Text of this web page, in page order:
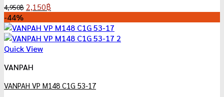
4,950฿ Original
was:
4,950฿.
2,150฿
is:
2,150฿.
-44%
Quick View
VANPAH
VANPAH VP M148 C1G 53-17